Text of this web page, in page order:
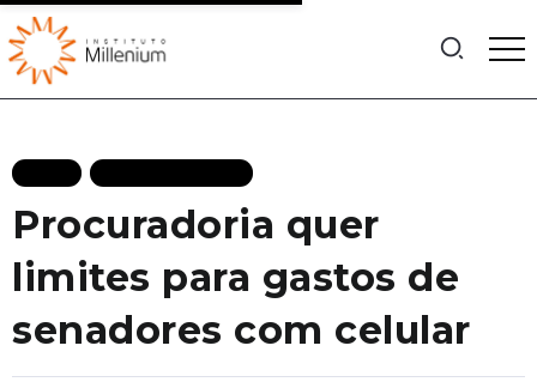
Procuradoria quer
limites para gastos de
senadores com celular